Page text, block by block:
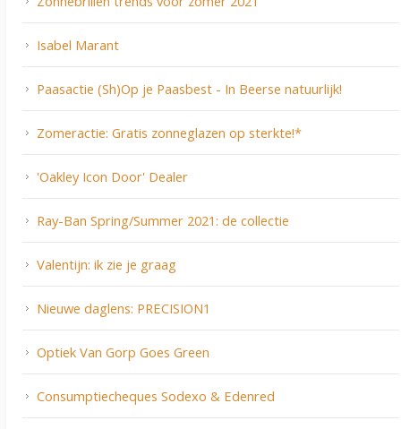
Isabel Marant
Paasactie (Sh)Op je Paasbest - In Beerse natuurlijk!
Zomeractie: Gratis zonneglazen op sterkte!*
'Oakley Icon Door' Dealer
Ray-Ban Spring/Summer 2021: de collectie
Valentijn: ik zie je graag
Nieuwe daglens: PRECISION1
Optiek Van Gorp Goes Green
Consumptiecheques Sodexo & Edenred